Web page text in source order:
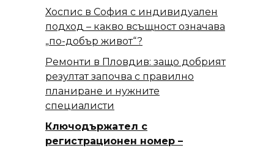
Хоспис в София с индивидуален
подход – какво всъщност означава
„по-добър живот“?
Ремонти в Пловдив: защо добрият
резултат започва с правилно
планиране и нужните
специалисти
Ключодържател с
регистрационен номер –